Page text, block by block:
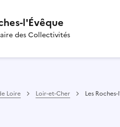
l'Évêque
des Collectivités
Loire Loir-et-Cher Les